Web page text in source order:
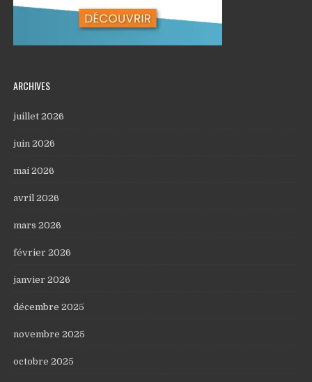
ARCHIVES
juillet 2026
juin 2026
mai 2026
avril 2026
mars 2026
février 2026
janvier 2026
décembre 2025
novembre 2025
octobre 2025